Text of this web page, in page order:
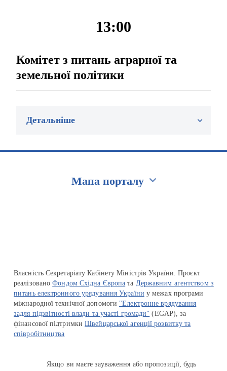
13:00
Комітет з питань аграрної та
земельної політики
Детальніше
Мапа порталу
Власність Секретаріату Кабінету Міністрів України. Проєкт
реалізованоФондом Східна Європа та Державним агентством з
питань електронного урядування України у межах програми
міжнародної технічної допомоги "Електронне врядування
задля підзвітності влади та участі громади" (EGAP), за
фінансової підтримкиШвейцарської агенції розвитку та
співробітництва
Якщо ви маєте зауваження або пропозиції, будь